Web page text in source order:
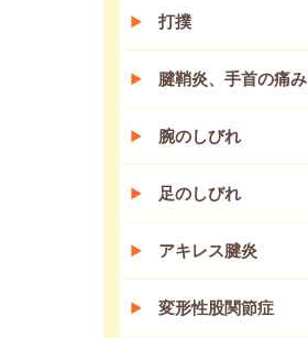
打撲
腱鞘炎、手首の痛み
腕のしびれ
足のしびれ
アキレス腱炎
変形性股関節症